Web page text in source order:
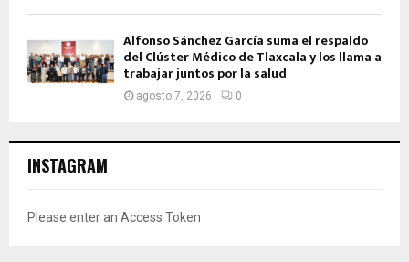
Alfonso Sánchez García suma el respaldo
del Clúster Médico de Tlaxcala y los llama a
trabajar juntos por la salud
agosto 7, 2026 0
INSTAGRAM
Please enter an Access Token